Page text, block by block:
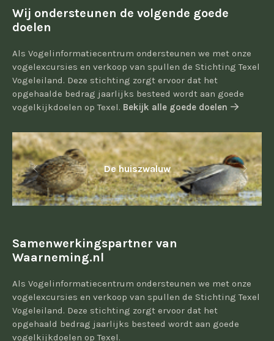
Wij ondersteunen de volgende goede
doelen
Als Vogelinformatiecentrum ondersteunen we met onze
vogelexcursies en verkoop van spullen de Stichting Texel
Vogeleiland. Deze stichting zorgt ervoor dat het
opgehaalde bedrag jaarlijks besteed wordt aan goede
vogelkijkdoelen op Texel. Bekijk alle goede doelen
De huiszwaluw
Samenwerkingspartner van
Waarneming.nl
Als Vogelinformatiecentrum ondersteunen we met onze
vogelexcursies en verkoop van spullen de Stichting Texel
Vogeleiland. Deze stichting zorgt ervoor dat het
opgehaald bedrag jaarlijks besteed wordt aan goede
vogelkijkdoelen op Texel.